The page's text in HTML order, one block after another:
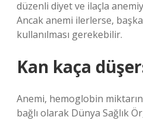
düzenli diyet ve ilaçla
Ancak anemi ilerlerse,
kullanılması gerekebilir.
Kan kaça
Anemi, hemoglobin
bağlı olarak Dünya Sağlık